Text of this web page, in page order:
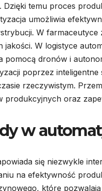
temu proces
umożliwia
W
W logistyce
pomocą dronów i
poprzez
rzeczywistym.
oraz
w
się niezwykle
na efektywność
które